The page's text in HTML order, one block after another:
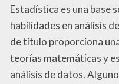
Estadística es una base
habilidades en análisis
de título proporciona
teorías matemáticas y
análisis de datos.